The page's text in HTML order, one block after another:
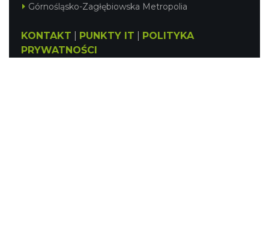
Górnośląsko-Zagłębiowska Metropolia
KONTAKT PUNKTY IT
POLITYKA
PRYWATNOŚCI